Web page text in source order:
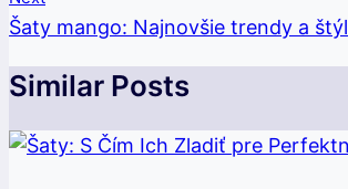
Šaty mango: Najnovšie trendy a
Similar Posts